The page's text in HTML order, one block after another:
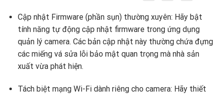
Cập nhật Firmware (phần sụn) thường xuyên: Hãy bật
tính năng tự động cập nhật firmware trong ứng dụng
quản lý camera. Các bản cập nhật này thường chứa đựng
các miếng vá sửa lỗi bảo mật quan trọng mà nhà sản
xuất vừa phát hiện.
Tách biệt mạng Wi-Fi dành riêng cho camera: Hãy thiết